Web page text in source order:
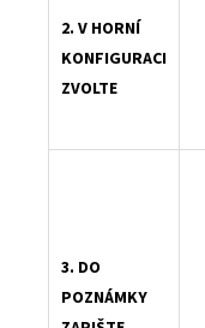
2. V HORNÍ
KONFIGURACI
ZVOLTE
3. DO
POZNÁMKY